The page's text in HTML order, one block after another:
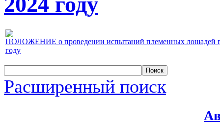
ПОЛОЖЕНИЕ о проведении испытаний племенных лошадей
году
Расширенный поиск